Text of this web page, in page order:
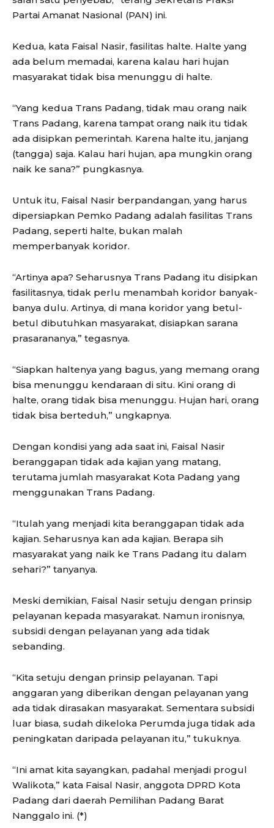
Partai Amanat Nasional (PAN) ini.
Kedua, kata Faisal Nasir, fasilitas halte. Halte yang
ada belum memadai, karena kalau hari hujan
masyarakat tidak bisa menunggu di halte.
“Yang kedua Trans Padang, tidak mau orang naik
Trans Padang, karena tampat orang naik itu tidak
ada disipkan pemerintah. Karena halte itu, janjang
(tangga) saja. Kalau hari hujan, apa mungkin orang
naik ke sana?” pungkasnya.
Untuk itu, Faisal Nasir berpandangan, yang harus
dipersiapkan Pemko Padang adalah fasilitas Trans
Padang, seperti halte, bukan malah
memperbanyak koridor.
“Artinya apa? Seharusnya Trans Padang itu disipkan
fasilitasnya, tidak perlu menambah koridor banyak-
banya dulu. Artinya, di mana koridor yang betul-
betul dibutuhkan masyarakat, disiapkan sarana
prasarananya,” tegasnya.
“Siapkan haltenya yang bagus, yang memang orang
bisa menunggu kendaraan di situ. Kini orang di
halte, orang tidak bisa menunggu. Hujan hari, orang
tidak bisa berteduh,” ungkapnya.
Dengan kondisi yang ada saat ini, Faisal Nasir
beranggapan tidak ada kajian yang matang,
terutama jumlah masyarakat Kota Padang yang
menggunakan Trans Padang.
“Itulah yang menjadi kita beranggapan tidak ada
kajian. Seharusnya kan ada kajian. Berapa sih
masyarakat yang naik ke Trans Padang itu dalam
sehari?” tanyanya.
Meski demikian, Faisal Nasir setuju dengan prinsip
pelayanan kepada masyarakat. Namun ironisnya,
subsidi dengan pelayanan yang ada tidak
sebanding.
“Kita setuju dengan prinsip pelayanan. Tapi
anggaran yang diberikan dengan pelayanan yang
ada tidak dirasakan masyarakat. Sementara subsidi
luar biasa, sudah dikeloka Perumda juga tidak ada
peningkatan daripada pelayanan itu,” tukuknya.
“Ini amat kita sayangkan, padahal menjadi progul
Walikota,” kata Faisal Nasir, anggota DPRD Kota
Padang dari daerah Pemilihan Padang Barat
Nanggalo ini. (*)